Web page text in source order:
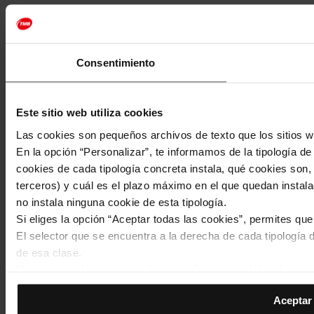
Consentimiento
Este sitio web utiliza cookies
Las cookies son pequeños archivos de texto que los sitios
En la opción “Personalizar”, te informamos de la tipología
cookies de cada tipología concreta instala, qué cookies
terceros) y cuál es el plazo máximo en el que quedan
no instala ninguna cookie de esta tipología.
Si eliges la opción “Aceptar todas las cookies”, permites
El selector que se encuentra a la derecha de cada
de esa clase.
de la tipología que hayas seleccionado previamente. Te
permiten recordar tus opciones de navegación (como el